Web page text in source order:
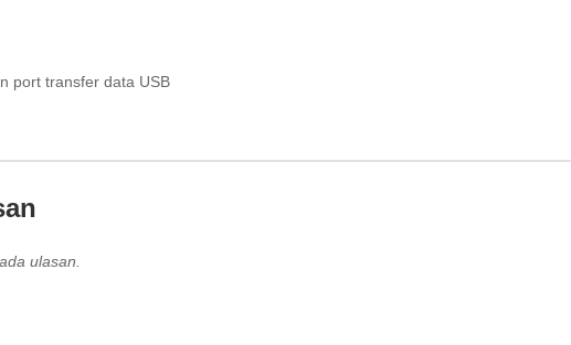
port transfer data USB
ulasan.